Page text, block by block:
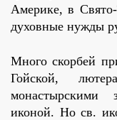
Америке, в
духовные нужды
Много скорбей
Гойской,
иконой. Но св.